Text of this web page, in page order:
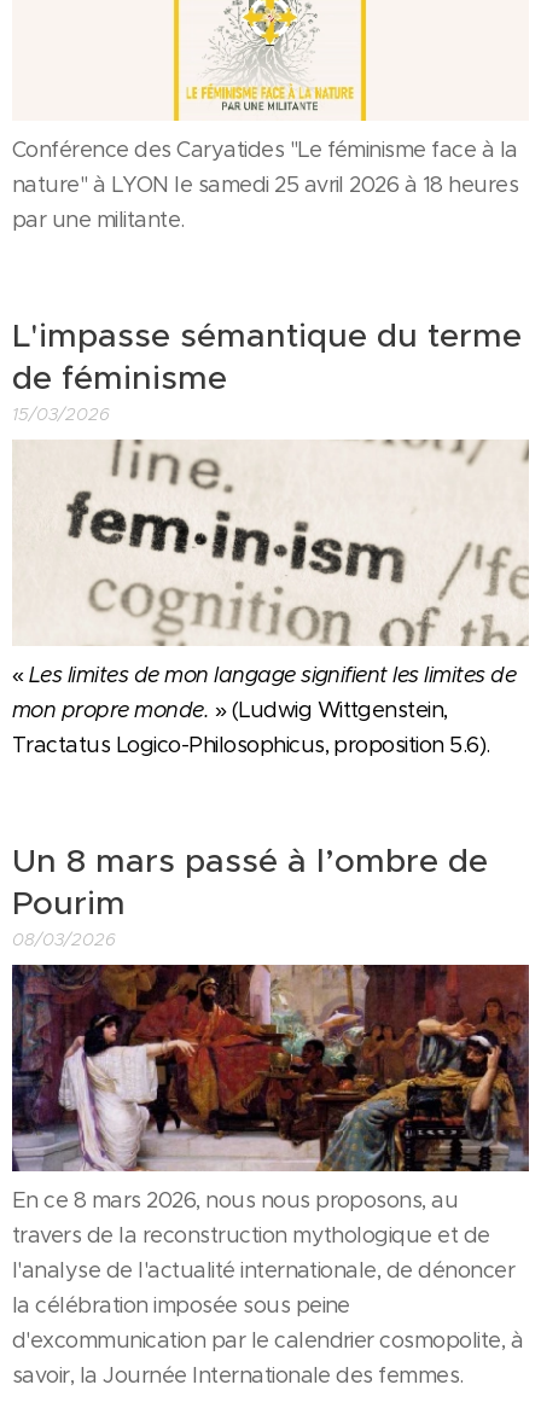
Conférence des Caryatides "Le féminisme face à la
nature" à LYON le samedi 25 avril 2026 à 18 heures
par une militante.
L'impasse sémantique du terme
de féminisme
15/03/2026
«Les limites de mon langage signifient les limites de
mon propre monde. » (Ludwig Wittgenstein,
Tractatus Logico-Philosophicus, proposition 5.6).
Un 8 mars passé à l’ombre de
Pourim
08/03/2026
En ce 8 mars 2026, nous nous proposons, au
travers de la reconstruction mythologique et de
l'analyse de l'actualité internationale, de dénoncer
la célébration imposée sous peine
d'excommunication par le calendrier cosmopolite, à
savoir, la Journée Internationale des femmes.